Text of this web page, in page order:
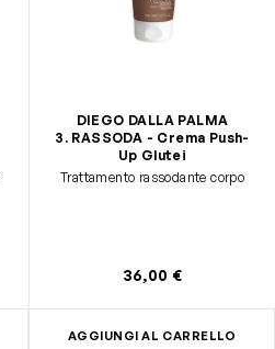
DIEGO DALLA PALMA
3. RASSODA - Crema Push-
Up Glutei
Trattamento rassodante corpo
36,00 €
AGGIUNGI AL CARRELLO